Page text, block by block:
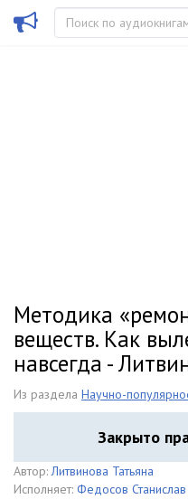
Методика
веществ. Как
навсегда -
Из раздела Научно-
Закрыто
Автор: Литвинова Татьяна
Исполняет: Федосов Станислав